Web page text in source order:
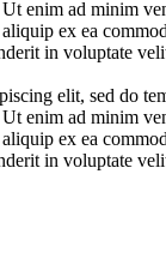
enim ad minim
ex ea
in voluptate
elit, sed do
enim ad minim
ex ea
in voluptate